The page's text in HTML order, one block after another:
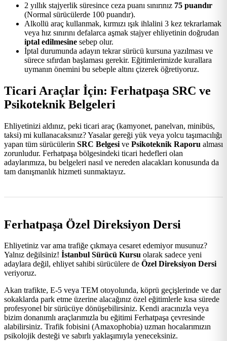
2 yıllık stajyerlik süresince ceza puanı sınırınız 75 puandır
(Normal sürücülerde 100 puandır).
Alkollü araç kullanmak, kırmızı ışık ihlalini 3 kez tekrarlamak
veya hız sınırını defalarca aşmak stajyer ehliyetinin doğrudan
iptal edilmesine sebep olur.
İptal durumunda adayın tekrar sürücü kursuna yazılması ve
sürece sıfırdan başlaması gerekir. Eğitimlerimizde kurallara
uymanın önemini bu sebeple altını çizerek öğretiyoruz.
Ticari Araçlar İçin: Ferhatpaşa SRC ve
Psikoteknik Belgeleri
Ehliyetinizi aldınız, peki ticari araç (kamyonet, panelvan, minibüs,
taksi) mi kullanacaksınız? Yasalar gereği yük veya yolcu taşımacılığı
yapan tüm sürücülerin SRC Belgesi ve Psikoteknik Raporu alması
zorunludur. Ferhatpaşa bölgesindeki ticari hedefleri olan
adaylarımıza, bu belgeleri nasıl ve nereden alacakları konusunda da
tam danışmanlık hizmeti sunmaktayız.
Ferhatpaşa Özel Direksiyon Dersi
Ehliyetiniz var ama trafiğe çıkmaya cesaret edemiyor musunuz?
Yalnız değilsiniz! İstanbul Sürücü Kursu olarak sadece yeni
adaylara değil, ehliyet sahibi sürücülere de Özel Direksiyon Dersi
veriyoruz.
Akan trafikte, E-5 veya TEM otoyolunda, köprü geçişlerinde ve dar
sokaklarda park etme üzerine alacağınız özel eğitimlerle kısa sürede
profesyonel bir sürücüye dönüşebilirsiniz. Kendi aracınızla veya
bizim donanımlı araçlarımızla bu eğitimi Ferhatpaşa çevresinde
alabilirsiniz. Trafik fobisini (Amaxophobia) uzman hocalarımızın
psikolojik desteği ve sabırlı yaklaşımıyla yeneceksiniz.